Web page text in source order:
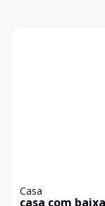
Casa
casa com